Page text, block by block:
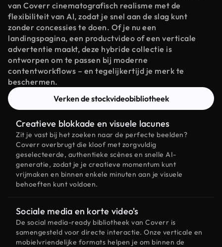
van Coverr cinematografisch realisme met de
flexibiliteit van AI, zodat je snel aan de slag kunt
zonder concessies te doen. Of je nu een
landingspagina, een productvideo of een verticale
advertentie maakt, deze hybride collectie is
ontworpen om te passen bij moderne
contentworkflows – en tegelijkertijd je merk te
beschermen.
Verken de stockvideobibliotheek
Creatieve blokkade en visuele lacunes
Zit je vast bij het zoeken naar de perfecte beelden?
Coverr overbrugt die kloof met zorgvuldig
geselecteerde, authentieke scènes en snelle AI-
generatie, zodat je je creatieve momentum kunt
vrijmaken en binnen enkele minuten aan je visuele
behoeften kunt voldoen.
Sociale media en korte video's
De social media-ready bibliotheek van Coverr is
samengesteld voor directe interactie. Onze verticale en
mobielvriendelijke formats helpen je om binnen de